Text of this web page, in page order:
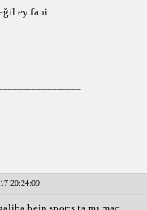
ey fani.
20:24:09